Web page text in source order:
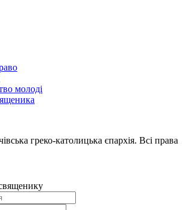
молоді
греко-католицька єпархія. Всі права